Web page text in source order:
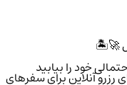
🚀🏝️
آنلاین برای سفرهای
خود را بیابید